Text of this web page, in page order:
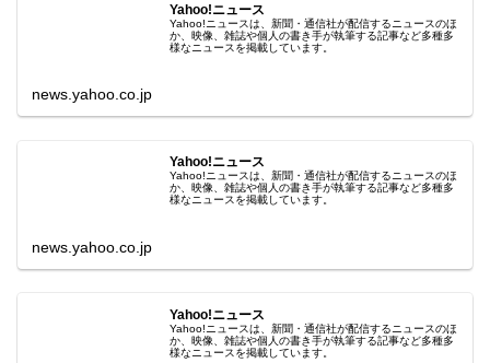
Yahoo!ニュース
Yahoo!ニュースは、新聞・通信社が配信するニュースのほ
か、映像、雑誌や個人の書き手が執筆する記事など多種多
様なニュースを掲載しています。
news.yahoo.co.jp
Yahoo!ニュース
Yahoo!ニュースは、新聞・通信社が配信するニュースのほ
か、映像、雑誌や個人の書き手が執筆する記事など多種多
様なニュースを掲載しています。
news.yahoo.co.jp
Yahoo!ニュース
Yahoo!ニュースは、新聞・通信社が配信するニュースのほ
か、映像、雑誌や個人の書き手が執筆する記事など多種多
様なニュースを掲載しています。